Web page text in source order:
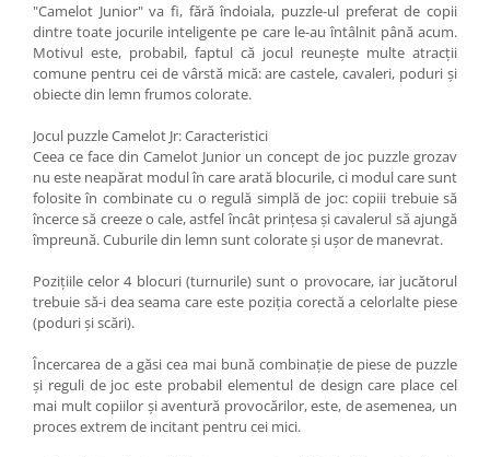
"Camelot Junior" va fi, fără îndoiala, puzzle-ul preferat de copii
dintre toate jocurile inteligente pe care le-au întâlnit până acum.
Motivul este, probabil, faptul că jocul reuneşte multe atracţii
comune pentru cei de vârstă mică: are castele, cavaleri, poduri şi
obiecte din lemn frumos colorate.
Jocul puzzle Camelot Jr: Caracteristici
Ceea ce face din Camelot Junior un concept de joc puzzle grozav
nu este neapărat modul în care arată blocurile, ci modul care sunt
folosite în combinate cu o regulă simplă de joc: copiii trebuie să
încerce să creeze o cale, astfel încât prinţesa şi cavalerul să ajungă
împreună. Cuburile din lemn sunt colorate şi ușor de manevrat.
Poziţiile celor 4 blocuri (turnurile) sunt o provocare, iar jucătorul
trebuie să-i dea seama care este poziţia corectă a celorlalte piese
(poduri şi scări).
Încercarea de a găsi cea mai bună combinaţie de piese de puzzle
şi reguli de joc este probabil elementul de design care place cel
mai mult copiilor şi aventură provocărilor, este, de asemenea, un
proces extrem de incitant pentru cei mici.